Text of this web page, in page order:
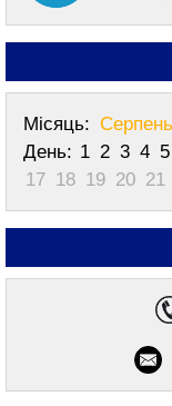
Місяць:
День: 1 2 3 4 5
17 18 19 20 21